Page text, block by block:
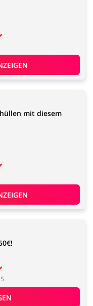
mit diesem